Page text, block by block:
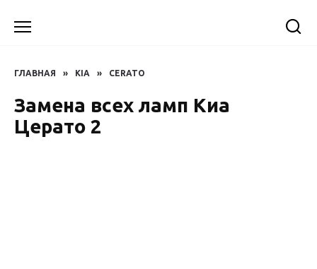
ГЛАВНАЯ » KIA » CERATO
Замена всех ламп Киа
Церато 2